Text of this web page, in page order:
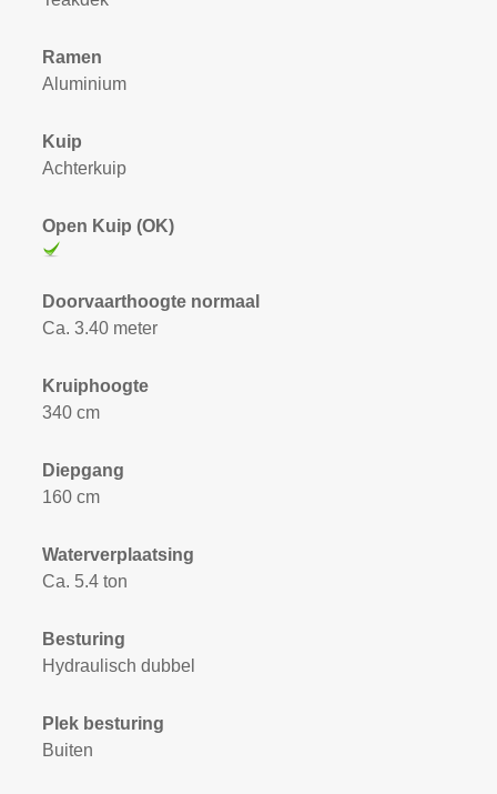
Ramen
Aluminium
Kuip
Achterkuip
Open Kuip (OK)
Doorvaarthoogte normaal
Ca. 3.40 meter
Kruiphoogte
340 cm
Diepgang
160 cm
Waterverplaatsing
Ca. 5.4 ton
Besturing
Hydraulisch dubbel
Plek besturing
Buiten